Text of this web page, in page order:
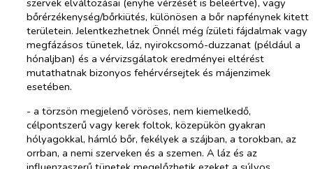
szervek elváltozásai (enyhe vérzését is beleértve), vagy
bőrérzékenység/bőrkiütés, különösen a bőr napfénynek kitett
területein. Jelentkezhetnek Önnél még ízületi fájdalmak vagy
megfázásos tünetek, láz, nyirokcsomó-duzzanat (például a
hónaljban) és a vérvizsgálatok eredményei eltérést
mutathatnak bizonyos fehérvérsejtek és májenzimek
esetében.
- a törzsön megjelenő vöröses, nem kiemelkedő,
célpontszerű vagy kerek foltok, közepükön gyakran
hólyagokkal, hámló bőr, fekélyek a szájban, a torokban, az
orrban, a nemi szerveken és a szemen. A láz és az